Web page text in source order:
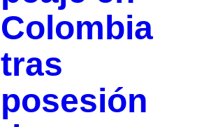
Colombia
tras
posesión